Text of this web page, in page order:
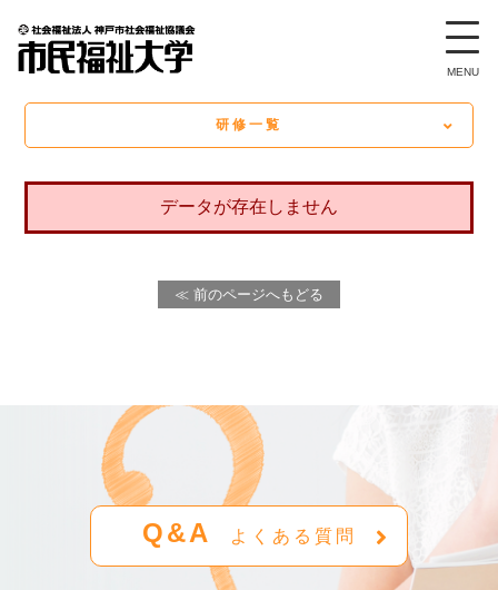
研修一覧
データが存在しません
≪ 前のページへもどる
Q&A よくある質問